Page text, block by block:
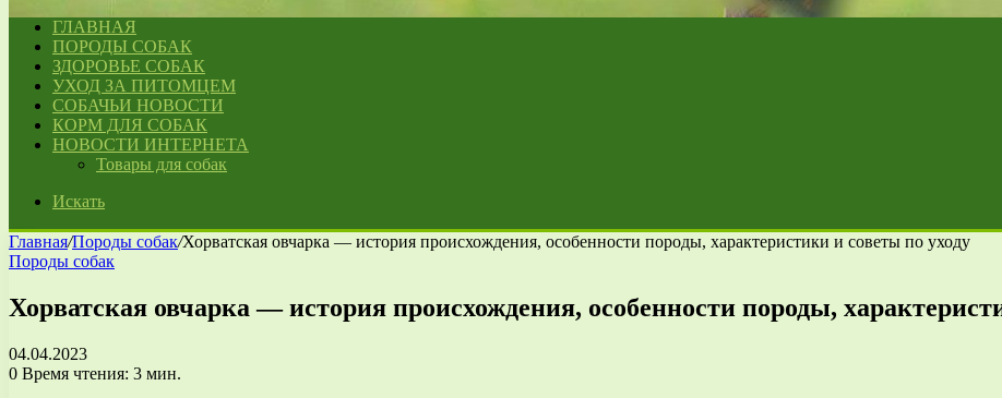
ГЛАВНАЯ
ПОРОДЫ СОБАК
ЗДОРОВЬЕ СОБАК
УХОД ЗА ПИТОМЦЕМ
СОБАЧЬИ НОВОСТИ
КОРМ ДЛЯ СОБАК
НОВОСТИ ИНТЕРНЕТА
Товары для собак
Искать
Главная/Породы собак/Хорватская овчарка — история происхождения, особенности породы, характеристики и советы по уходу
Породы собак
Хорватская овчарка — история происхождения, особенности породы,
04.04.2023
0 Время чтения: 3 мин.